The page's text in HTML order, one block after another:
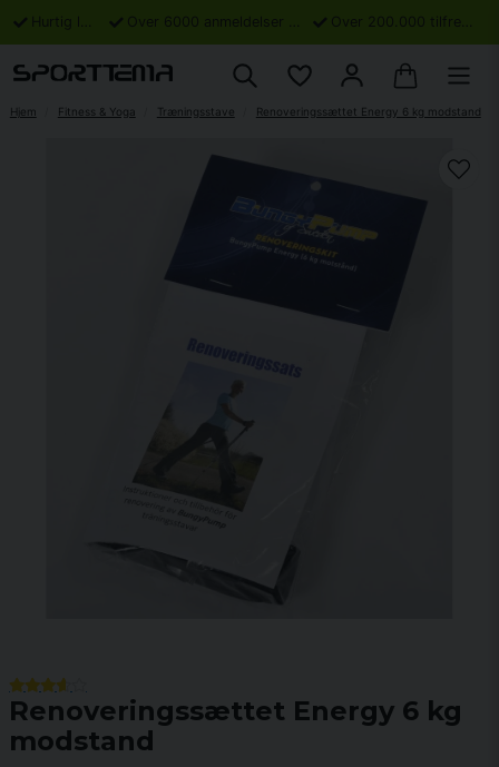
Hurtig levering Over 6000 anmeldelser på Trustpilot Over 200.000 tilfredse kunder
Hjem Fitness & Yoga Træningsstave Renoveringssættet Energy 6 kg modstand
Renoveringssættet Energy 6 kg
modstand